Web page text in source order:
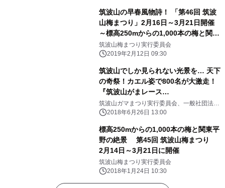
筑波山の早春風物詩！ 「第46回 筑波
山梅まつり」2月16日～3月21日開催
～標高250mからの1,000本の梅と関東
平野の大パノラマ絶景～
筑波山梅まつり実行委員会
2019年2月12日 09:30
筑波山でしか見られない光景を… 天下
の奇祭！カエル姿で800名が大激走！
『筑波山がまレース
2018(TGR2018)』 ～2018年8月11日
(土・祝)「山の日」筑波山にて開催～
筑波山ガマまつり実行委員会、一般社団法人
つくば観光コンベンション協会
2018年6月26日 13:00
標高250mからの1,000本の梅と関東平
野の絶景 第45回 筑波山梅まつり
2月14日～3月21日に開催
筑波山梅まつり実行委員会
2018年1月24日 10:30